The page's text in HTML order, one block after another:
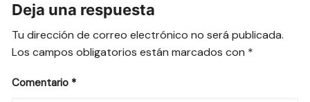
Deja una respuesta
Tu dirección de correo electrónico no será publicada.
Los campos obligatorios están marcados con *
Comentario *